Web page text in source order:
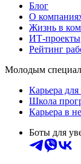
Блог
О
Жизнь в
ИТ-проекты
Рейтинг
Молодым
Карьера
Школа
Карьера в
Боты для